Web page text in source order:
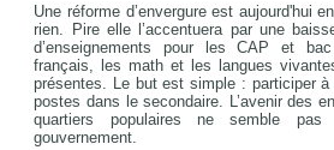
Une réforme d’envergure est aujourd'hui
rien. Pire elle l’accentuera par une
d’enseignements pour les CAP et
français, les math et les langues
présentes. Le but est simple : participer
postes dans le secondaire. L’avenir des
quartiers populaires ne semble
gouvernement.